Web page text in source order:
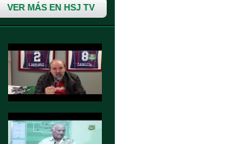
más info »
VER MÁS EN HSJ TV